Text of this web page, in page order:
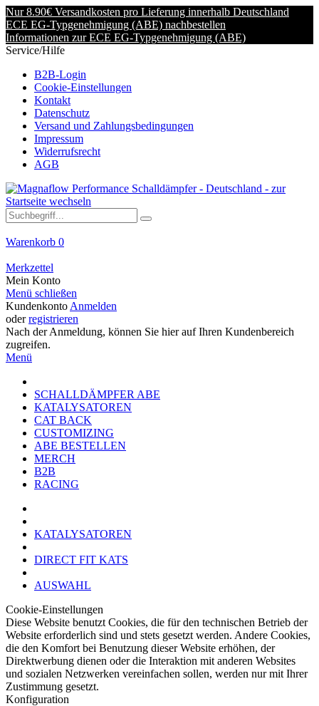
Nur 8.90€ Versandkosten pro Lieferung innerhalb Deutschland
ECE EG-Typgenehmigung (ABE) nachbestellen
Informationen zur ECE EG-Typgenehmigung (ABE)
Service/Hilfe
B2B-Login
Cookie-Einstellungen
Kontakt
Datenschutz
Versand und Zahlungsbedingungen
Impressum
Widerrufsrecht
AGB
Warenkorb 0
Merkzettel
Mein Konto
Menü schließen
Kundenkonto Anmelden
oderregistrieren
Nach der Anmeldung, können Sie hier auf Ihren Kundenbereich
zugreifen.
Menü
SCHALLDÄMPFER ABE
KATALYSATOREN
CAT BACK
CUSTOMIZING
ABE BESTELLEN
MERCH
B2B
RACING
KATALYSATOREN
DIRECT FIT KATS
AUSWAHL
Cookie-Einstellungen
Diese Website benutzt Cookies, die für den technischen Betrieb der
Website erforderlich sind und stets gesetzt werden. Andere Cookies,
die den Komfort bei Benutzung dieser Website erhöhen, der
Direktwerbung dienen oder die Interaktion mit anderen Websites
und sozialen Netzwerken vereinfachen sollen, werden nur mit Ihrer
Zustimmung gesetzt.
Konfiguration